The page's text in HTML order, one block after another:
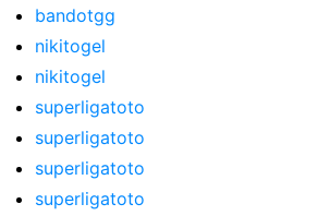
bandotgg
nikitogel
nikitogel
superligatoto
superligatoto
superligatoto
superligatoto